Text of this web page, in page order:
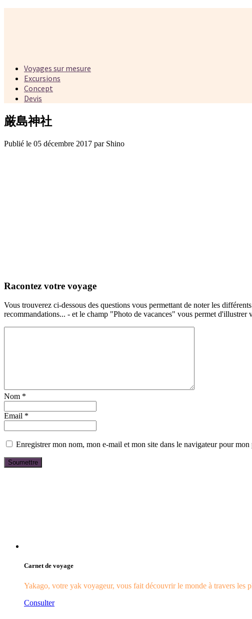
Voyages sur mesure
Excursions
Concept
Devis
厳島神社
Publié le 05 décembre 2017 par Shino
Racontez votre voyage
Vous trouverez ci-dessous des questions vous permettant de noter les
recommandations... - et le champ "Photo de vacances" vous permet
Nom *
Email *
Enregistrer mon nom, mon e-mail et mon site dans le navigateur pour
Carnet de voyage
Yakago, votre yak voyageur, vous fait découvrir le monde à travers les
Consulter